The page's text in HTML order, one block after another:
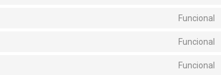
Funcional
Funcional
Funcional